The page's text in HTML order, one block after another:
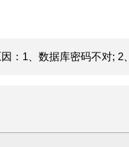
：1、数据库密码不对; 2